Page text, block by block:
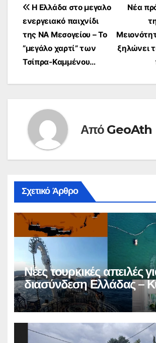
Πλοήγηση
άρθρων
Νέα
ξηλώνει
Η Ελλάδα στο μεγαλο
ενεργειακό παιχνίδι
της ΝΑ Μεσογείου – Το
”μεγάλο χαρτί” των
Τσίπρα-Καμμένου…
Από GeoAth
Σχετικό Άρθρο
Νέες τουρκικές απειλές
διασύνδεση Ελλάδας –
Ισραήλ